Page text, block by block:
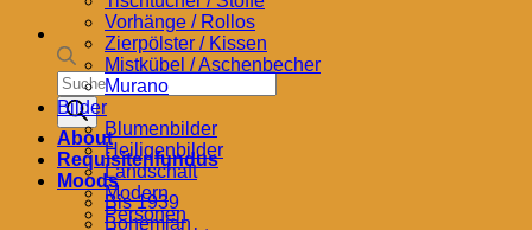
Products
search
About
Requisitenfundus
Moods
Bis 1939
Bohemian
Vorhänge / Rollos
Zierpölster / Kissen
Mistkübel / Aschenbecher
Murano
Bilder
Blumenbilder
Heiligenbilder
Landschaft
Modern
Personen